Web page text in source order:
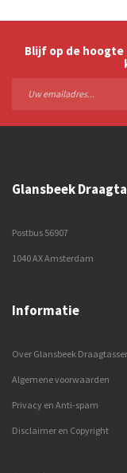
Blijf op de hoogte
Glansbeek
Postbus 56907
1040 AX Amsterdam
Informatie
Over Glansbeek
Algemene voorwaarden
Privacy en Anti-spam
Disclaimer en Copyright